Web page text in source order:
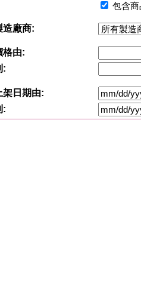
包含
造廠商:
格由:
:
架日期由:
: